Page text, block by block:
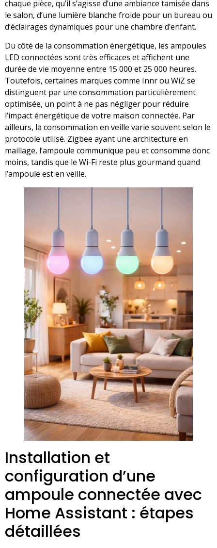
chaque pièce, qu’il s’agisse d’une ambiance tamisée dans
le salon, d’une lumière blanche froide pour un bureau ou
d’éclairages dynamiques pour une chambre d’enfant.
Du côté de la consommation énergétique, les ampoules
LED connectées sont très efficaces et affichent une
durée de vie moyenne entre 15 000 et 25 000 heures.
Toutefois, certaines marques comme Innr ou WiZ se
distinguent par une consommation particulièrement
optimisée, un point à ne pas négliger pour réduire
l’impact énergétique de votre maison connectée. Par
ailleurs, la consommation en veille varie souvent selon le
protocole utilisé. Zigbee ayant une architecture en
maillage, l’ampoule communique peu et consomme donc
moins, tandis que le Wi-Fi reste plus gourmand quand
l’ampoule est en veille.
Installation et
configuration d’une
ampoule connectée avec
Home Assistant : étapes
détaillées